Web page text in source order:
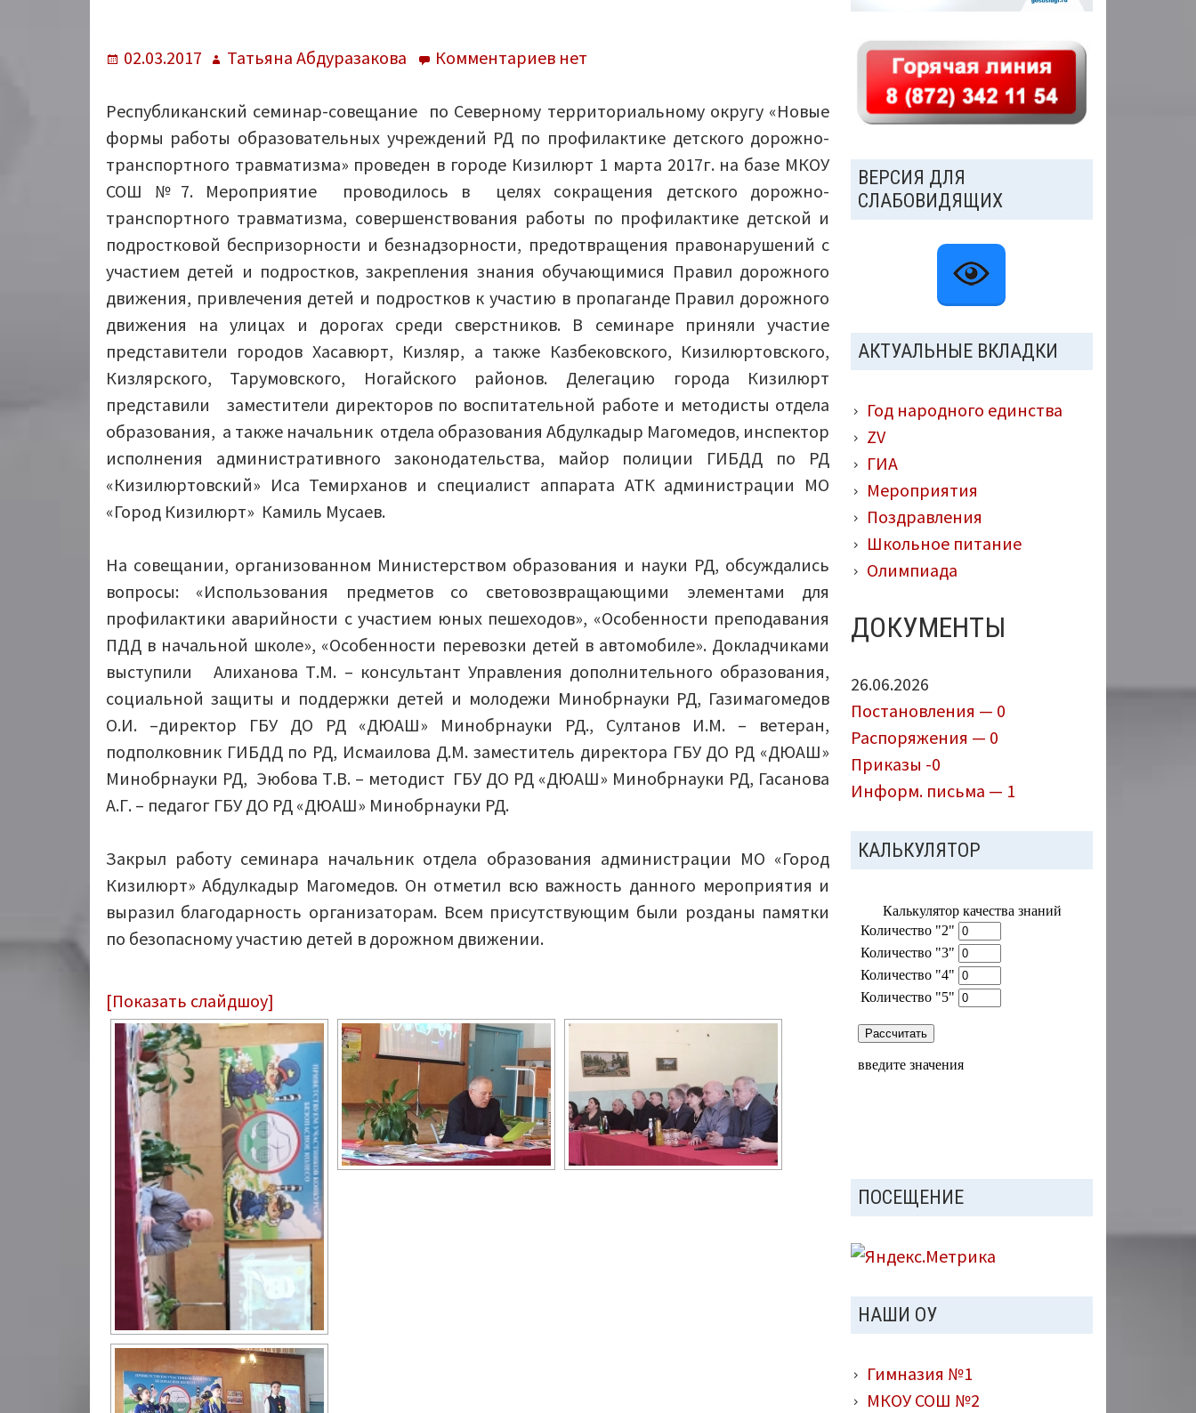
Опубликовано
02.03.2017 Автор
Татьяна Абдуразакова Комментариевк
Республиканский
семинар
-совещание
«Новые
формы
работы
образовательных
учреждений
РД
по
профилактике
детского
дорожно-
транспортного
травматизма»
нет
Республиканский семинар-совещание по Северному территориальному округу «Новые
формы работы образовательных учреждений РД по профилактике детского дорожно-
транспортного травматизма» проведен в городе Кизилюрт 1 марта 2017г. на базе МКОУ
СОШ №7. Мероприятие проводилось в целях сокращения детского дорожно-
транспортного травматизма, совершенствования работы по профилактике детской и
подростковой беспризорности и безнадзорности, предотвращения правонарушений с
участием детей и подростков, закрепления знания обучающимися Правил дорожного
движения, привлечения детей и подростков к участию в пропаганде Правил дорожного
движения на улицах и дорогах среди сверстников. В семинаре приняли участие
представители городов Хасавюрт, Кизляр, а также Казбековского, Кизилюртовского,
Кизлярского, Тарумовского, Ногайского районов. Делегацию города Кизилюрт
представили заместители директоров по воспитательной работе и методисты отдела
образования, а также начальник отдела образования Абдулкадыр Магомедов, инспектор
исполнения административного законодательства, майор полиции ГИБДД по РД
«Кизилюртовский» Иса Темирханов и специалист аппарата АТК администрации МО
«Город Кизилюрт» Камиль Мусаев.
На совещании, организованном Министерством образования и науки РД, обсуждались
вопросы: «Использования предметов со световозвращающими элементами для
профилактики аварийности с участием юных пешеходов», «Особенности преподавания
ПДД в начальной школе», «Особенности перевозки детей в автомобиле». Докладчиками
выступили Алиханова Т.М. – консультант Управления дополнительного образования,
социальной защиты и поддержки детей и молодежи Минобрнауки РД, Газимагомедов
О.И. –директор ГБУ ДО РД «ДЮАШ» Минобрнауки РД., Султанов И.М. – ветеран,
подполковник ГИБДД по РД, Исмаилова Д.М. заместитель директора ГБУ ДО РД «ДЮАШ»
Минобрнауки РД, Эюбова Т.В. – методист ГБУ ДО РД «ДЮАШ» Минобрнауки РД, Гасанова
А.Г. – педагог ГБУ ДО РД «ДЮАШ» Минобрнауки РД.
Закрыл работу семинара начальник отдела образования администрации МО «Город
Кизилюрт» Абдулкадыр Магомедов. Он отметил всю важность данного мероприятия и
выразил благодарность организаторам. Всем присутствующим были розданы памятки
по безопасному участию детей в дорожном движении.
[Показать слайдшоу]
ВЕРСИЯ ДЛЯ
СЛАБОВИДЯЩИХ
АКТУАЛЬНЫЕ ВКЛАДКИ
Год народного единства
ZV
ГИА
Мероприятия
Поздравления
Школьное питание
Олимпиада
ДОКУМЕНТЫ
26.06.2026
Постановления — 0
Распоряжения — 0
Приказы -0
Информ. письма — 1
КАЛЬКУЛЯТОР
ПОСЕЩЕНИЕ
НАШИ ОУ
Гимназия №1
МКОУ СОШ №2